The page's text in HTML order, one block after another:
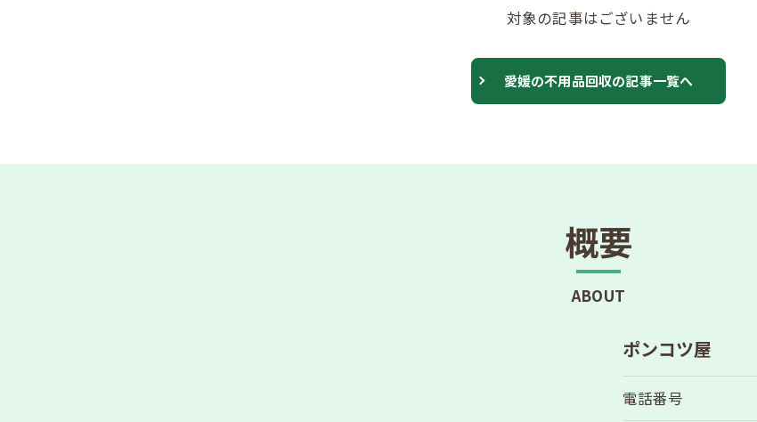
対象の記事はございません
愛媛の不用品回収の記事一覧へ
概要
ABOUT
ポンコツ屋
電話番号